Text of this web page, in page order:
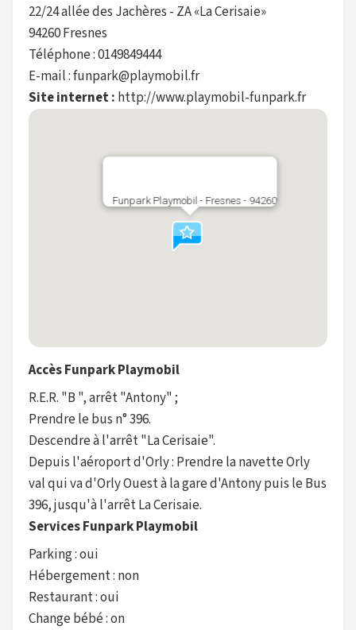
22/24 allée des Jachères - ZA «La Cerisaie»
94260 Fresnes
Téléphone : 0149849444
E-mail : funpark@playmobil.fr
Site internet : http://www.playmobil-funpark.fr
Funpark Playmobil - Fresnes - 94260
Accès Funpark Playmobil
R.E.R. "B ", arrêt "Antony" ;
Prendre le bus n° 396.
Descendre à l'arrêt "La Cerisaie".
Depuis l'aéroport d'Orly : Prendre la navette Orly
val qui va d'Orly Ouest à la gare d'Antony puis le Bus
396, jusqu'à l'arrêt La Cerisaie.
Services Funpark Playmobil
Parking : oui
Hébergement : non
Restaurant : oui
Change bébé : on